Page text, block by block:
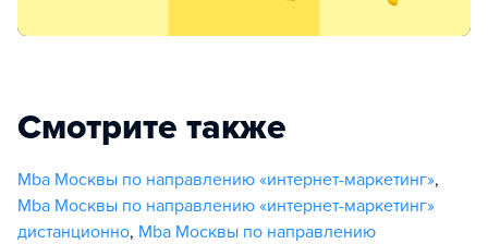
Смотрите также
Mba Москвы по направлению «интернет-маркетинг»,
Mba Москвы по направлению «интернет-маркетинг»
дистанционно, Mba Москвы по направлению